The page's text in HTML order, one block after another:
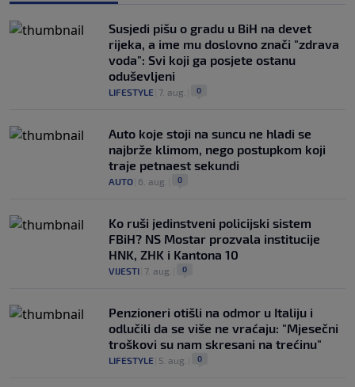
Susjedi pišu o gradu u BiH na devet
rijeka, a ime mu doslovno znači "zdrava
voda": Svi koji ga posjete ostanu
oduševljeni
LIFESTYLE 7. aug. 0
Auto koje stoji na suncu ne hladi se
najbrže klimom, nego postupkom koji
traje petnaest sekundi
AUTO 6. aug. 0
Ko ruši jedinstveni policijski sistem
FBiH? NS Mostar prozvala institucije
HNK, ZHK i Kantona 10
VIJESTI 7. aug. 0
Penzioneri otišli na odmor u Italiju i
odlučili da se više ne vraćaju: "Mjesečni
troškovi su nam skresani na trećinu"
LIFESTYLE 5. aug. 0